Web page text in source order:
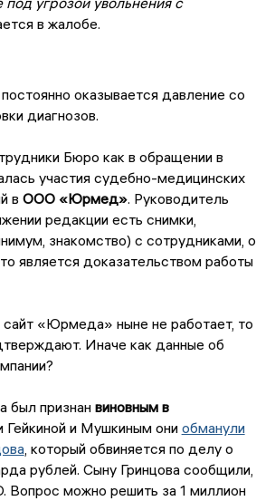
в жалобе.
оказывается давление со
диагнозов.
Бюро как в обращении в
участия судебно-медицинских
в ООО «Юрмед». Руководитель
редакции есть снимки,
знакомство) с сотрудниками, о
является доказательством работы
«Юрмеда» ныне не работает, то
Иначе как данные об
был признан виновным в
Гейкиной и Мушкиным ониобманули
, который обвиняется по делу о
рублей. Сыну Гринцова сообщили,
Вопрос можно решить за 1 миллион